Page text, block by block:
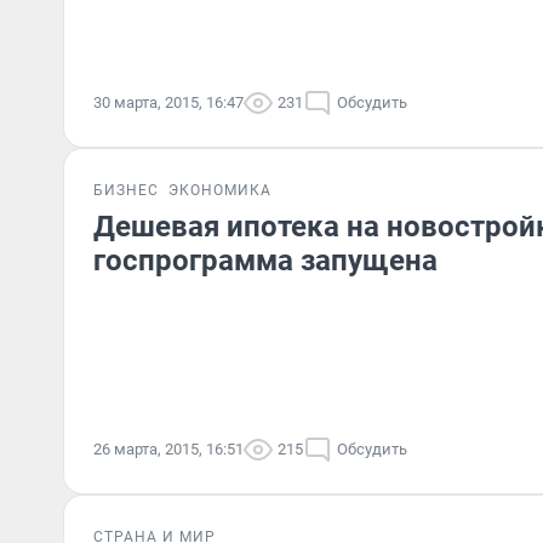
30 марта, 2015, 16:47 231 Обсудить
БИЗНЕС ЭКОНОМИКА
Дешевая ипотека на
госпрограмма запущена
26 марта, 2015, 16:51 215 Обсудить
СТРАНА И МИР